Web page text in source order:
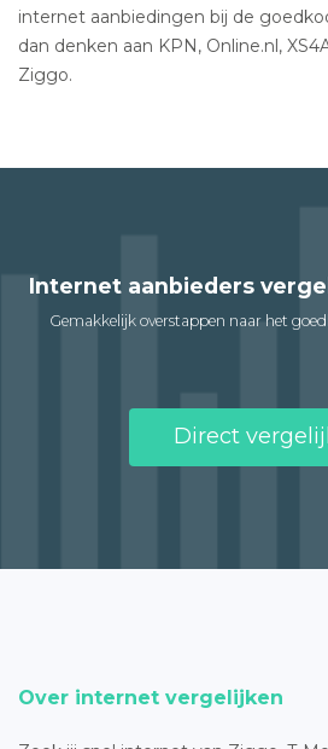
internet aanbiedingen bij de
dan denken aan KPN, Online.nl,
Ziggo.
Internet aanbieders
Gemakkelijk overstappen naar het
Direct
Over internet vergelijken